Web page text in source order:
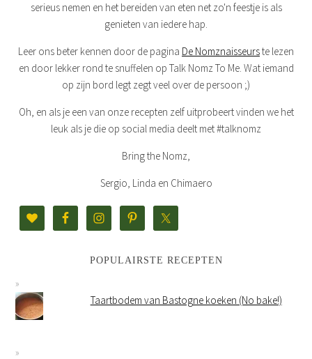
serieus nemen en het bereiden van eten net zo'n feestje is als
genieten van iedere hap.
Leer ons beter kennen door de pagina De Nomznaisseurste lezen
en door lekker rond te snuffelen op Talk Nomz To Me. Wat iemand
op zijn bord legt zegt veel over de persoon ;)
Oh, en als je een van onze recepten zelf uitprobeert vinden we het
leuk als je die op social media deelt met #talknomz
Bring the Nomz,
Sergio, Linda en Chimaero
POPULAIRSTE RECEPTEN
Taartbodem van Bastogne koeken (No bake!)